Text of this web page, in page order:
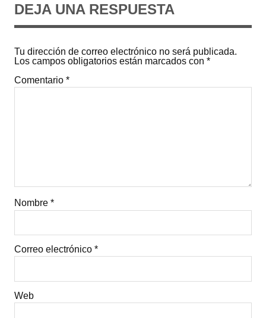
DEJA UNA RESPUESTA
Tu dirección de correo electrónico no será publicada.
Los campos obligatorios están marcados con *
Comentario *
Nombre *
Correo electrónico *
Web